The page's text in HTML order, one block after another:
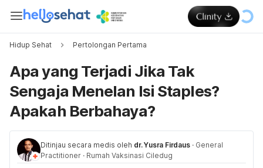
Hidup Sehat Pertolongan Pertama
Apa yang Terjadi Jika Tak
Sengaja Menelan Isi Staples?
Apakah Berbahaya?
Ditinjau secara medis oleh dr. Yusra Firdaus · General
Practitioner · Rumah Vaksinasi Ciledug